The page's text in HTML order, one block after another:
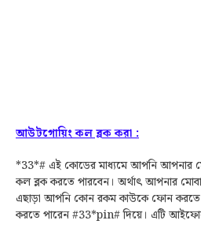
আউটগোয়িং কল ব্লক করা :
*33*# এই কোডের মাধ্যমে আপনি আপনার
কল ব্লক করতে পারবেন। অর্থাৎ আপনার
এছাড়া আপনি কোন রকম কাউকেফোন করতে
করতে পারেন #33*pin# দিয়ে। এটি